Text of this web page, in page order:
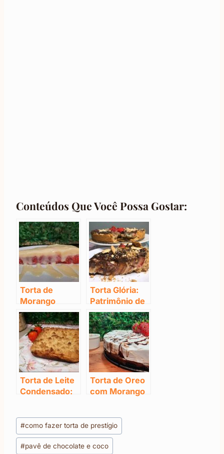
Conteúdos Que Você Possa Gostar:
Torta de
Morango
Gelada: O
Segredo da
Sobremesa
Perfeita!
Torta Glória:
Patrimônio de
Blumenau
Torta de Leite
Condensado:
Torta de Oreo
com Morango
Tags
do
Post:
#como fazer torta de prestígio
#pavê de chocolate e coco